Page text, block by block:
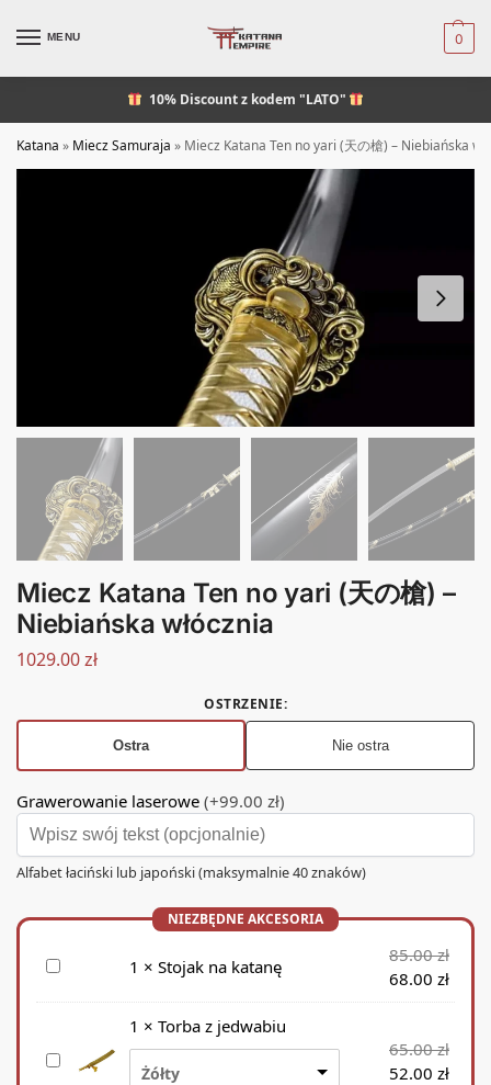
MENU 0
10% Discountz kodem "LATO"
Katana » Miecz Samuraja » Miecz Katana Ten no yari (天の槍) – Niebiańska
Miecz Katana Ten no yari (天の槍) –
Niebiańska włócznia
1029.00zł
OSTRZENIE:
Ostra Nie ostra
Grawerowanie laserowe (+99.00 zł)
Alfabet łaciński lub japoński (maksymalnie 40 znaków)
S
a
1 × Stojak na katanę
85.00zł
68.00 zł
T
1 × Torba z jedwabiu
Żółty
65.00zł
52.00 zł